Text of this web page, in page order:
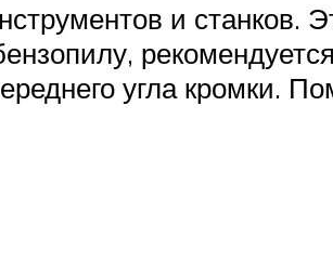
и станков.
угла кромки.